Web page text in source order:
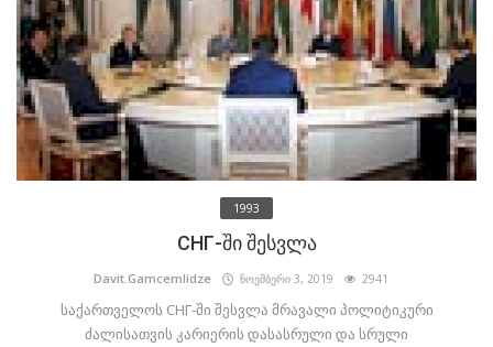
1993
СНГ-ში შესვლა
Davit.Gamcemlidze ნოემბერი 3, 2019 2941
საქართველოს СНГ-ში შესვლა მრავალი პოლიტიკური
ძალისათვის კარიერის დასასრული და სრული